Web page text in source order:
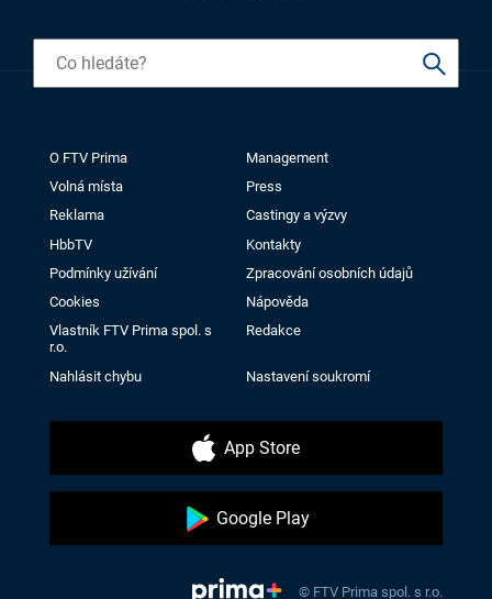
O FTV Prima
Management
Volná místa
Press
Reklama
Castingy a výzvy
HbbTV
Kontakty
Podmínky užívání
Zpracování osobních údajů
Cookies
Nápověda
Vlastník FTV Prima spol. s
r.o.
Redakce
Nahlásit chybu Nastavení soukromí
App Store
Google Play
© FTV Prima spol. s r.o.